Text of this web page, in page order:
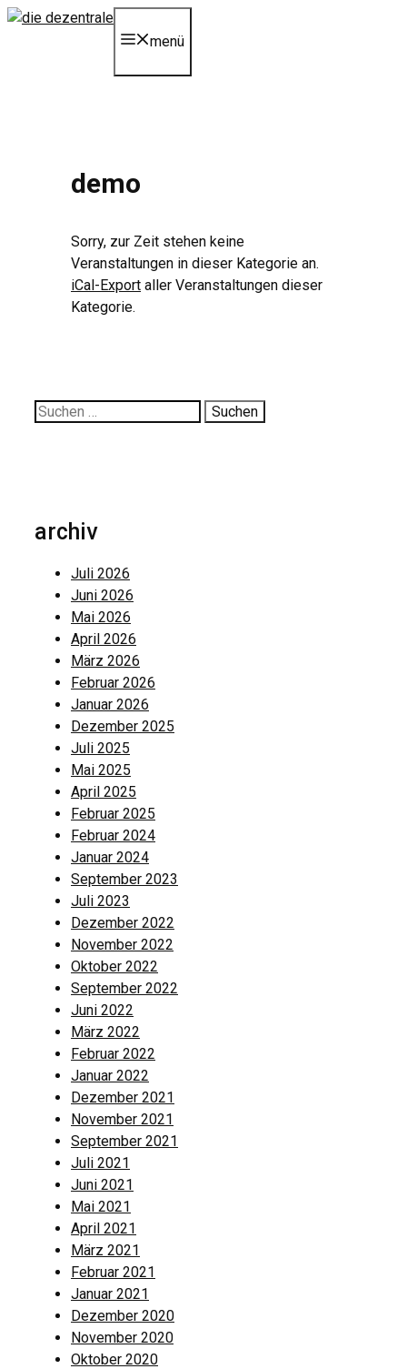
Zum
menü
demo
Sorry, zur Zeit stehen keine
Veranstaltungen in dieser Kategorie an.
iCal-Export aller Veranstaltungen dieser
Kategorie.
Suche
archiv
Juli 2026
Juni 2026
Mai 2026
April 2026
März 2026
Februar 2026
Januar 2026
Dezember 2025
Juli 2025
Mai 2025
April 2025
Februar 2025
Februar 2024
Januar 2024
September 2023
Juli 2023
Dezember 2022
November 2022
Oktober 2022
September 2022
Juni 2022
März 2022
Februar 2022
Januar 2022
Dezember 2021
November 2021
September 2021
Juli 2021
Juni 2021
Mai 2021
April 2021
März 2021
Februar 2021
Januar 2021
Dezember 2020
November 2020
Oktober 2020